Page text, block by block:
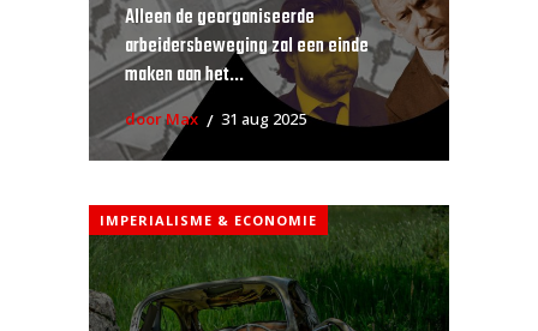
Alleen de georganiseerde
arbeidersbeweging zal een einde
maken aan het...
door Max 31 aug 2025
IMPERIALISME & ECONOMIE